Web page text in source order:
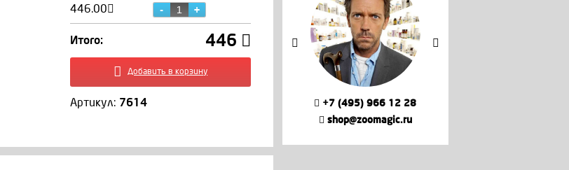
+7 (495) 966 12 28
shop@zoomagic.ru
446.00
Итого: 446
Добавить в корзину
Артикул: 7614